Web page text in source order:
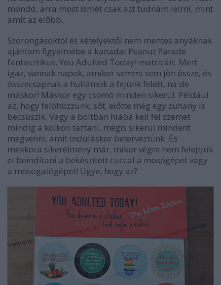
mondd, arra most ismét csak azt tudnám leírni, mint
amit az előbb.
Szorongásoktól és kételyektől nem mentes anyáknak
ajánlom figyelmébe a kanadai Peanut Parade
fantasztikus, You Adulted Today! matricáit. Mert
igaz, vannak napok, amikor semmi sem jön össze, és
összecsapnak a hullámok a fejünk felett, na de
máskor! Máskor egy csomó minden sikerül. Például
az, hogy felöltözzünk, sőt, előtte még egy zuhany is
becsúszik. Vagy a boltban hiába kell fél szemet
mindig a kölkön tartani, mégis sikerül mindent
megvenni, amit induláskor beterveztünk. És
mekkora sikerélmény már, mikor végre nem felejtjük
el beindítani a bekészített cuccal a mosógépet vagy
a mosogatógépet! Ugye, hogy az?